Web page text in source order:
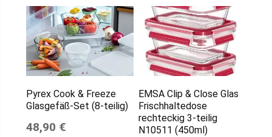
Pyrex Cook & Freeze
Glasgefäß-Set (8-teilig)
48,90 €
EMSA Clip & Close Glas
Frischhaltedose
rechteckig 3-teilig
N10511 (450ml)